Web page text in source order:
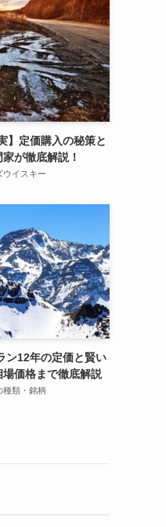
】定価購入の秘策と
が徹底解説！
ウイスキー
ン12年の定価と賢い
価格まで徹底解説
種類・銘柄